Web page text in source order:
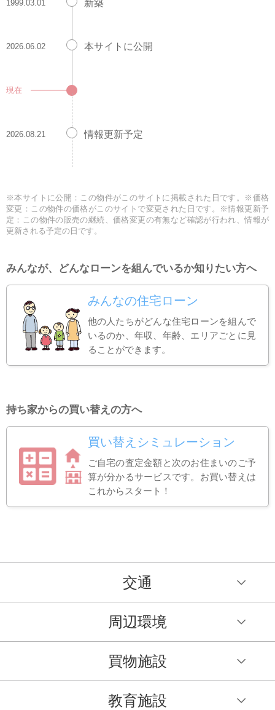
1999.03.01 新築
2026.06.02 本サイトに公開
現在
2026.08.21 情報更新予定
※本サイトに公開：この物件がこのサイトに掲載された日です。※価格
変更：この物件の価格がこのサイトで変更された日です。※情報更新予
定：この物件の販売の継続、価格変更の有無など確認が行われ、情報が
更新される予定の日です。
みんなが、どんなローンを組んでいるか知りたい方へ
みんなの住宅ローン
他の人たちがどんな住宅ローンを組んで
いるのか、年収、年齢、エリアごとに見
ることができます。
持ち家からの買い替えの方へ
買い替えシミュレーション
ご自宅の査定金額と次のお住まいのご予
算が分かるサービスです。お買い替えは
これからスタート！
交通
周辺環境
買物施設
教育施設